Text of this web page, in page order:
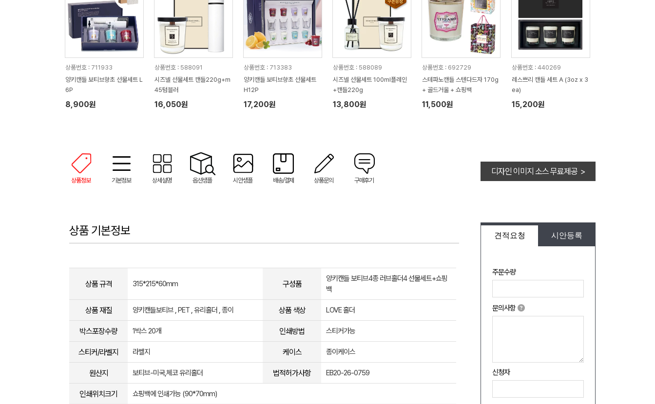
상품번호 : 711933
양키캔들 보티브향초 선물세트 L
6P
8,900원
상품번호 : 588091
시즈넬 선물세트 캔들220g+m
45텀블러
16,050원
상품번호 : 713383
양키캔들 보티브향초 선물세트
H12P
17,200원
상품번호 : 588089
시즈넬 선물세트 100ml플레인
+캔들220g
13,800원
상품번호 : 692729
스테파노캔들 스텐다드자 170g
+ 골드거울 + 쇼핑백
11,500원
상품번호 : 440269
레스쁘리 캔들 세트 A (3oz x 3
ea)
15,200원
상품정보 기본정보 상세설명 옵션샘플 시안샘플 배송/결제 상품문의 구매후기
디자인 이미지 소스 무료제공 >
견적요청 시안등록
주문수량
문의사항
신청자
상품 기본정보
상품 규격 315*215*60mm 구성품
양키캔들 보티브4종 러브홀더4 선물세트+쇼핑
백
상품 재질 양키캔들보티브 , PET , 유리홀더 , 종이 상품 색상 LOVE 홀더
박스포장수량 1박스 20개 인쇄방법 스티커가능
스티커/라벨지 라벨지 케이스 종이케이스
원산지 보티브-미국,체코 유리홀더 법적허가사항 EB20-26-0759
인쇄위치크기 쇼핑백에 인쇄가능 (90*70mm)